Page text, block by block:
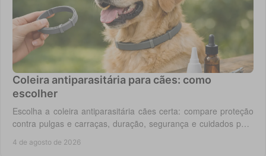
Coleira antiparasitária para cães: como
escolher
Escolha a coleira antiparasitária cães certa: compare proteção
contra pulgas e carraças, duração, segurança e cuidados para
4 de agosto de 2026